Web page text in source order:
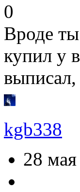
0
Вроде ты
купил у
выписал,
kgb338
28